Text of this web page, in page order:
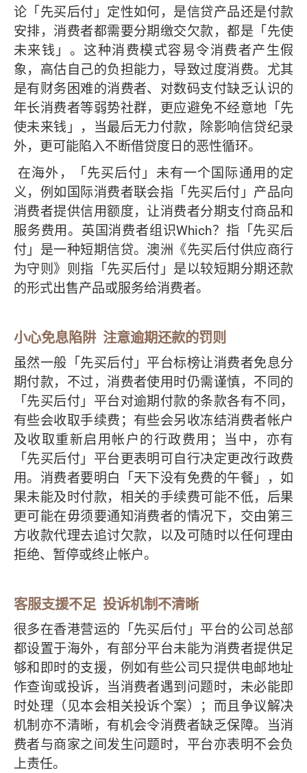
论「先买后付」定性如何，是信贷产品还是付款
安排，消费者都需要分期缴交欠款，都是「先使
未来钱」。这种消费模式容易令消费者产生假
象，高估自己的负担能力，导致过度消费。尤其
是有财务困难的消费者、对数码支付缺乏认识的
年长消费者等弱势社群，更应避免不经意地「先
使未来钱」，当最后无力付款，除影响信贷纪录
外，更可能陷入不断借贷度日的恶性循环。
在海外，「先买后付」未有一个国际通用的定
义，例如国际消费者联会指「先买后付」产品向
消费者提供信用额度，让消费者分期支付商品和
服务费用。英国消费者组识Which？指「先买后
付」是一种短期信贷。澳洲《先买后付供应商行
为守则》则指「先买后付」是以较短期分期还款
的形式出售产品或服务给消费者。
小心免息陷阱 注意逾期还款的罚则
虽然一般「先买后付」平台标榜让消费者免息分
期付款，不过，消费者使用时仍需谨慎，不同的
「先买后付」平台对逾期付款的条款各有不同，
有些会收取手续费；有些会另收冻结消费者帐户
及收取重新启用帐户的行政费用；当中，亦有
「先买后付」平台更表明可自行决定更改行政费
用。消费者要明白「天下没有免费的午餐」，如
果未能及时付款，相关的手续费可能不低，后果
更可能在毋须要通知消费者的情况下，交由第三
方收款代理去追讨欠款，以及可随时以任何理由
拒绝、暂停或终止帐户。
客服支援不足 投诉机制不清晰
很多在香港营运的「先买后付」平台的公司总部
都设置于海外，有部分平台未能为消费者提供足
够和即时的支援，例如有些公司只提供电邮地址
作查询或投诉，当消费者遇到问题时，未必能即
时处理（见本会相关投诉个案）；而且争议解决
机制亦不清晰，有机会令消费者缺乏保障。当消
费者与商家之间发生问题时，平台亦表明不会负
上责任。